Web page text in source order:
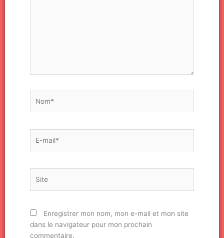
mail*
Enregistrer mon nom, mon e-mail et mon site
dans le navigateur pour mon prochain
commentaire.